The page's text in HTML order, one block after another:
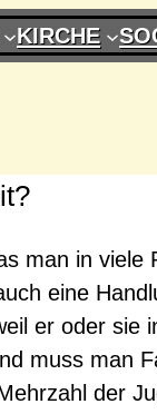
KIRCHE
man in viele
eine
er oder sie
muss man
der